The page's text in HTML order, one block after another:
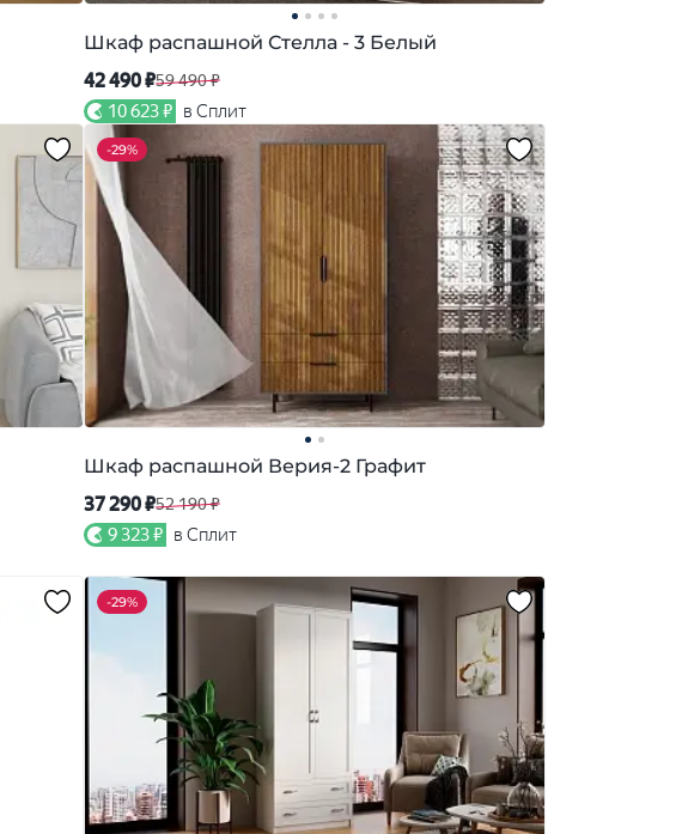
Шкаф распашной Стелла - 3 Белый
42 490 ₽59 490 ₽
10 623 ₽ в Сплит
-29%
Шкаф распашной Верия-2 Графит
37 290 ₽52 190 ₽
9 323 ₽ в Сплит
-29%